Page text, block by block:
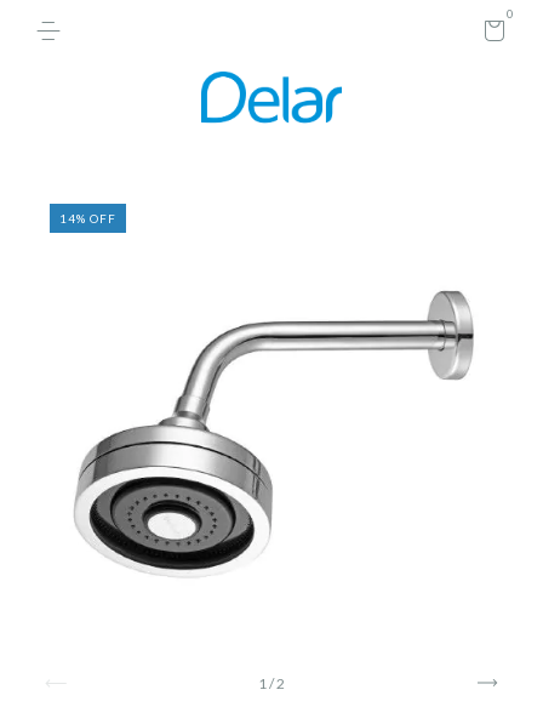
0
14% OFF
1 /2